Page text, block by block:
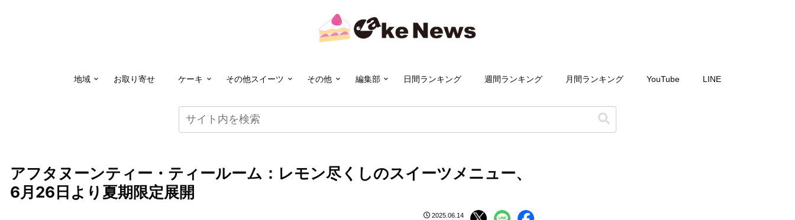
地域 お取り寄せ ケーキ その他スイーツ その他 編集部 日間ランキング 週間ランキング 月間ランキング YouTube LINE
アフタヌーンティー・ティールーム：レモン尽くしのスイーツメニュー、
6月26日より夏期限定展開
2025.06.14